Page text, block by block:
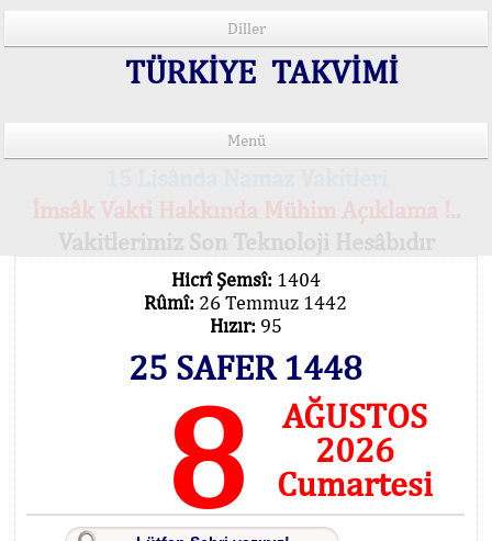
Diller
TÜRKİYE TAKVİMİ
Menü
Hicrî Şemsî: 1404
Rûmî: 26 Temmuz 1442
Hızır: 95
25 SAFER 1448
8
AĞUSTOS
2026
Cumartesi